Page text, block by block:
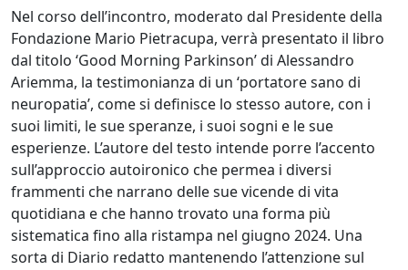
Nel corso dell’incontro, moderato dal Presidente della
Fondazione Mario Pietracupa, verrà presentato il libro
dal titolo ‘Good Morning Parkinson’ di Alessandro
Ariemma, la testimonianza di un ‘portatore sano di
neuropatia’, come si definisce lo stesso autore, con i
suoi limiti, le sue speranze, i suoi sogni e le sue
esperienze. L’autore del testo intende porre l’accento
sull’approccio autoironico che permea i diversi
frammenti che narrano delle sue vicende di vita
quotidiana e che hanno trovato una forma più
sistematica fino alla ristampa nel giugno 2024. Una
sorta di Diario redatto mantenendo l’attenzione sul